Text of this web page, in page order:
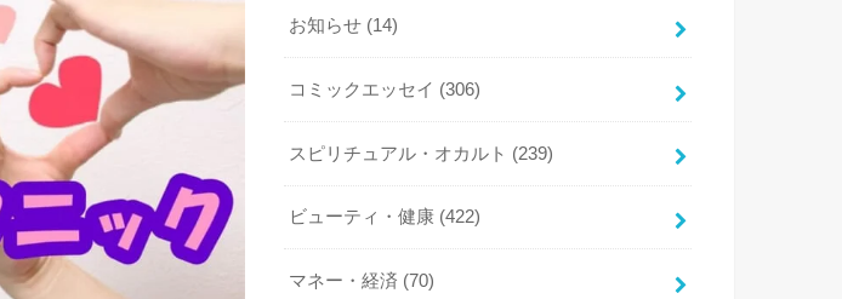
お知らせ (14)
コミックエッセイ (306)
スピリチュアル・オカルト (239)
ビューティ・健康 (422)
マネー・経済 (70)